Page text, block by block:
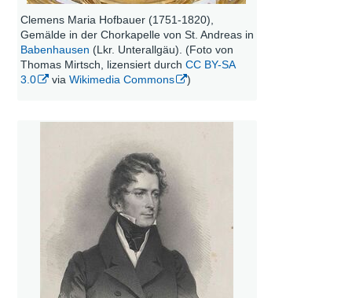
Clemens Maria Hofbauer (1751-1820),
Gemälde in der Chorkapelle von St. Andreas in
Babenhausen (Lkr. Unterallgäu). (Foto von
Thomas Mirtsch, lizensiert durch CC BY-SA
3.0
via Wikimedia Commons )